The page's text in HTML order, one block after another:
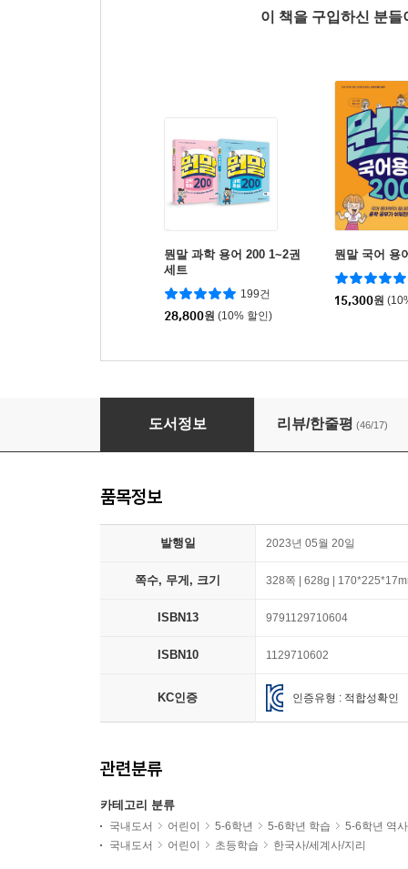
이 책을 구입하신 분
뭔말 과학 용어 200 1~2권
세트
199건
28,800원 (10% 할인)
뭔말 국어 용
15,300원
뭔말 역사 용어 150
도서정보 리뷰/한줄평 (46/17)
품목정보
발행일 2023년 05월 20일
쪽수, 무게, 크기 328쪽 | 628g |
ISBN13 9791129710604
ISBN10 1129710602
KC인증 인증유형 : 적합성확인
관련분류
카테고리 분류
국내도서 어린이 5-6학년 5-6학년 학습
5-6학년 역
국내도서
어린이 초등학습 한국사/세계사/지리